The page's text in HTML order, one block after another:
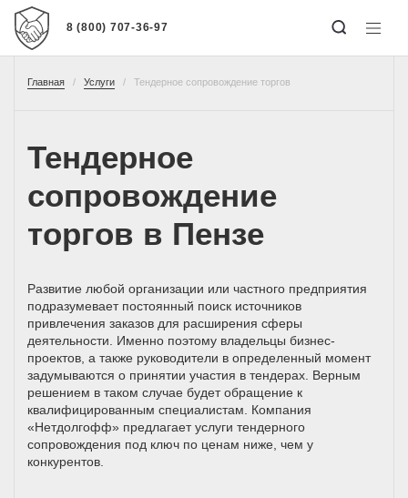
8 (800) 707-36-97
Главная Услуги Тендерное сопровождение торгов
Тендерное
сопровождение
торгов в Пензе
Развитие любой организации или частного предприятия
подразумевает постоянный поиск источников
привлечения заказов для расширения сферы
деятельности. Именно поэтому владельцы бизнес-
проектов, а также руководители в определенный момент
задумываются о принятии участия в тендерах. Верным
решением в таком случае будет обращение к
квалифицированным специалистам. Компания
«Нетдолгофф» предлагает услуги тендерного
сопровождения под ключ по ценам ниже, чем у
конкурентов.